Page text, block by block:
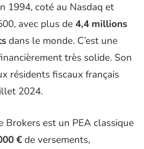
1994, coté au Nasdaq et
avec plus de4,4 millions
dans le monde. C’est une
très solide. Son
résidents fiscaux français
2024.
Brokers est un PEA classique
€ de versements,